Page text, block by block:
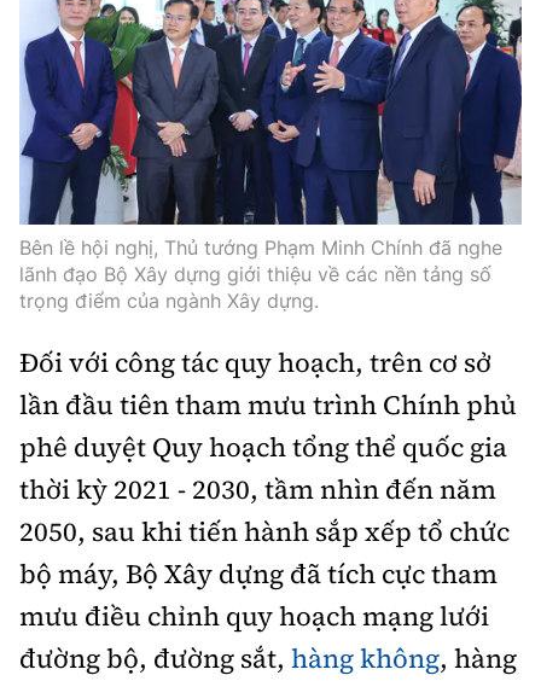
Bên lề hội nghị, Thủ tướng Phạm Minh Chính đã nghe
lãnh đạo Bộ Xây dựng giới thiệu về các nền tảng số
trọng điểm của ngành Xây dựng.
Đối với công tác quy hoạch, trên cơ sở
lần đầu tiên tham mưu trình Chính phủ
phê duyệt Quy hoạch tổng thể quốc gia
thời kỳ 2021 - 2030, tầm nhìn đến năm
2050, sau khi tiến hành sắp xếp tổ chức
bộ máy, Bộ Xây dựng đã tích cực tham
mưu điều chỉnh quy hoạch mạng lưới
đường bộ, đường sắt, hàng không, hàng